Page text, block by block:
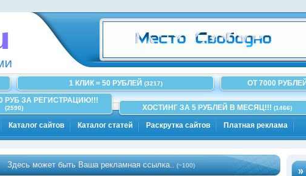
1 КЛИК = 50 РУБЛЕЙ (3217) ОТ 7000
РУБ ЗА РЕГИСТРАЦИЮ!!!
(2590) ХОСТИНГ ЗА 5 РУБЛЕЙ В МЕСЯЦ!!! (1466)
Каталог сайтов Каталог статей Раскрутка сайтов Платная реклама
может быть Ваша рекламная ссылка..(~100)